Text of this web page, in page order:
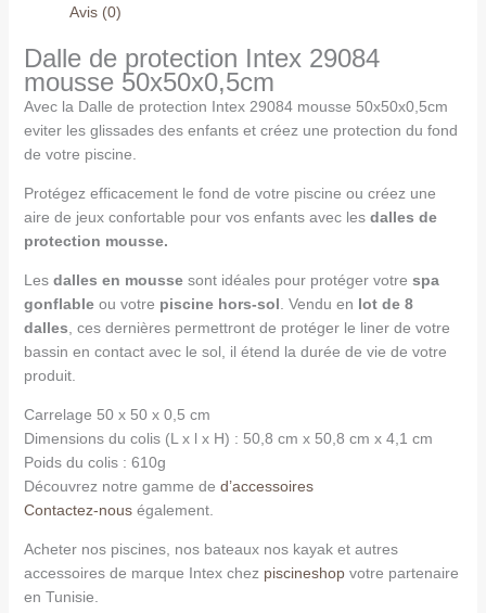
Avis (0)
Dalle de protection Intex 29084
mousse 50x50x0,5cm
Avec la Dalle de protection Intex 29084 mousse 50x50x0,5cm
eviter les glissades des enfants et créez une protection du fond
de votre piscine.
Protégez efficacement le fond de votre piscine ou créez une
aire de jeux confortable pour vos enfants avec les dalles de
protection mousse.
Les dalles en moussesont idéales pour protéger votre spa
gonflableou votre piscine hors-sol . Vendu en lot de 8
dalles , ces dernières permettront de protéger le liner de votre
bassin en contact avec le sol, il étend la durée de vie de votre
produit.
Carrelage 50 x 50 x 0,5 cm
Dimensions du colis (L x l x H) : 50,8 cm x 50,8 cm x 4,1 cm
Poids du colis : 610g
Découvrez notre gamme de d’accessoires
Contactez-nouségalement.
Acheter nos piscines, nos bateaux nos kayak et autres
accessoires de marque Intex chez piscineshopvotre partenaire
en Tunisie.